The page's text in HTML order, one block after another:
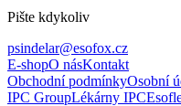
Pište kdykoliv
psindelar@esofox.cz
E-shopO násKontakt
Obchodní podmínkyOsobní
IPC GroupLékárny IPC